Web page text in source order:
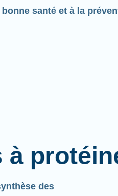
bonne santé et à la
à
des